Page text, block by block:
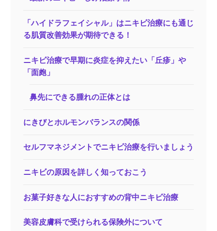
「ハイドラフェイシャル」はニキビ治療にも通じ
る肌質改善効果が期待できる！
ニキビ治療で早期に炎症を抑えたい「丘疹」や
「面皰」
鼻先にできる腫れの正体とは
にきびとホルモンバランスの関係
セルフマネジメントでニキビ治療を行いましょう
ニキビの原因を詳しく知っておこう
お菓子好きな人におすすめの背中ニキビ治療
美容皮膚科で受けられる保険外について